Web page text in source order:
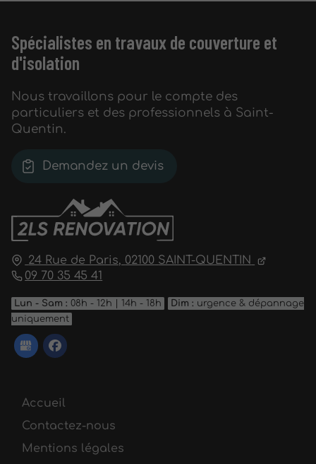
24 Rue de Paris, 02100 SAINT-QUENTIN
09 70 35 45 41
Lun - Sam : 08h - 12h | 14h - 18h Dim : urgence & dépannage
uniquement
Accueil
Contactez-nous
Mentions légales
Spécialistes en travaux de couverture et
d'isolation
Nous travaillons pour le compte des
particuliers et des professionnels à Saint-
Quentin.
Demandez un devis